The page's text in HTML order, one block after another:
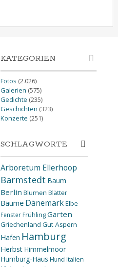
KATEGORIEN
Fotos (2.026)
Galerien (575)
Gedichte (235)
Geschichten (323)
Konzerte (251)
SCHLAGWORTE
Arboretum Ellerhoop
Barmstedt Baum
Berlin Blumen Blätter
Bäume DänemarkElbe
FensterFrühlingGarten
Griechenland Gut Aspern
Hafen Hamburg
Herbst Himmelmoor
Humburg-Haus Hund Italien